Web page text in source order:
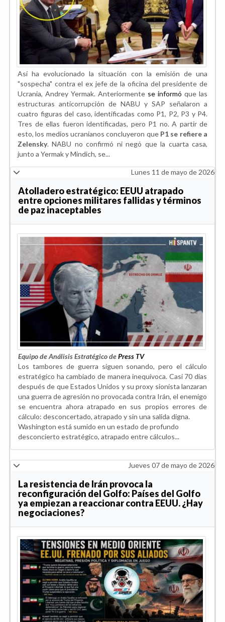
Así ha evolucionado la situación con la emisión de una
"sospecha" contra el ex jefe de la oficina del presidente de
Ucrania, Andrey Yermak. Anteriormente se informó que las
estructuras anticorrupción de NABU y SAP señalaron a
cuatro figuras del caso, identificadas como P1, P2, P3 y P4.
Tres de ellas fueron identificadas, pero P1 no. A partir de
esto, los medios ucranianos concluyeron que P1 se refiere a
Zelensky. NABU no confirmó ni negó que la cuarta casa,
junto a Yermak y Mindich, se...
Lunes 11 de mayo de 2026
Atolladero estratégico: EEUU atrapado
entre opciones militares fallidas y términos
de paz inaceptables
Equipo de Análisis Estratégico dePress TV
Los tambores de guerra siguen sonando, pero el cálculo
estratégico ha cambiado de manera inequívoca. Casi 70 días
después de que Estados Unidos y su proxy sionista lanzaran
una guerra de agresión no provocada contra Irán, el enemigo
se encuentra ahora atrapado en sus propios errores de
cálculo: desconcertado, atrapado y sin una salida digna.
Washington está sumido en un estado de profundo
desconcierto estratégico, atrapado entre cálculos...
Jueves 07 de mayo de 2026
La resistencia de Irán provoca la
reconfiguración del Golfo: Países del Golfo
ya empiezan a reaccionar contra EEUU. ¿Hay
negociaciones?